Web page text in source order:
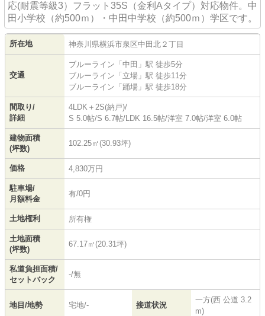
応(耐震等級3）フラット35S（金利Aタイプ）対応物件。中
田小学校（約500ｍ）・中田中学校（約500ｍ）学区です。
所在地 神奈川県横浜市泉区中田北 ２丁目
交通
ブルーライン 「 中田 」駅 徒歩5分
ブルーライン 「 立場 」駅 徒歩11分
ブルーライン 「 踊場 」駅 徒歩18分
間取り/
詳細
4LDK＋2S(納戸)/
S 5.0帖/S 6.7帖/LDK 16.5帖/洋室 7.0帖/洋室 6.0帖
建物面積
(坪数)
102.25㎡(30.93坪)
価格 4,830万円
駐車場/
月額料金
有/0円
土地権利 所有権
土地面積
(坪数)
67.17㎡(20.31坪)
私道負担面積/
セットバック
-/無
地目/地勢 宅地/- 接道状況
一方(西 公道 3.2
m)